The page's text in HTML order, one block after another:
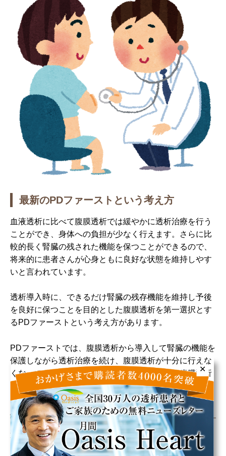
最新のPDファーストという考え方
血液透析に比べて腹膜透析では緩やかに透析治療を行う
ことができ、身体への負担が少なく行えます。さらに比
較的長く腎臓の残された機能を保つことができるので、
将来的に患者さんが心身ともに良好な状態を維持しやす
いと言われています。
透析導入時に、できるだけ腎臓の残存機能を維持し予後
を良好に保つことを目的とした腹膜透析を第一選択とす
るPDファーストという考え方があります。
PDファーストでは、腹膜透析から導入して腎臓の機能を
保護しながら透析治療を続け、腹膜透析が十分に行えな
くなってくると血液透析へと移行する方法や、腹膜透析
と血液透析を併用していく方法があります。
患者さんの状態と生活に合わせた透析治療法を
透析治療は導入を開始すれば一生涯続けていく必要があ
ります。血液透析、腹膜透析のどちらにもメリットとデ
✕